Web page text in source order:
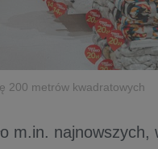
200 metrów kwadratowych
m.in.